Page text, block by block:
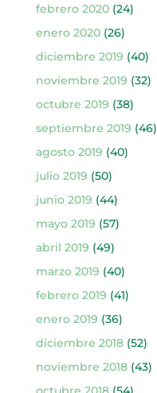
febrero 2020(24)
enero 2020(26)
diciembre 2019 (40)
noviembre 2019 (32)
octubre 2019 (38)
septiembre 2019 (46)
agosto 2019 (40)
julio 2019 (50)
junio 2019 (44)
mayo 2019 (57)
abril 2019 (49)
marzo 2019 (40)
febrero 2019 (41)
enero 2019 (36)
diciembre 2018(52)
noviembre 2018(43)